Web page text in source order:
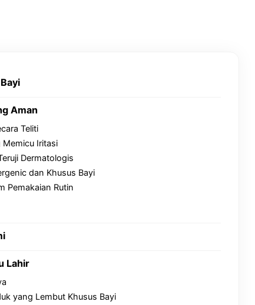
Aman
Teliti
Memicu Iritasi
Dermatologis
dan Khusus Bayi
Pemakaian Rutin
Lahir
yang Lembut Khusus Bayi